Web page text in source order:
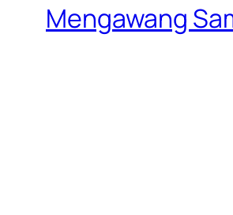
Mengawang